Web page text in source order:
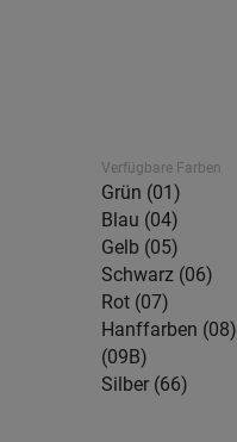
Verfügbare Farben
Grün (01)
Blau (04)
Gelb (05)
Schwarz (06)
Rot (07)
Hanffarben (08)
(09B)
Silber (66)